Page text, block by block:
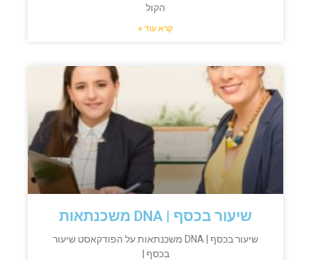
הקול
קרא עוד »
שיעור בכסף | DNA משכנתאות
שיעור בכסף | DNA משכנתאות על הפודקאסט שיעור
בכסף |